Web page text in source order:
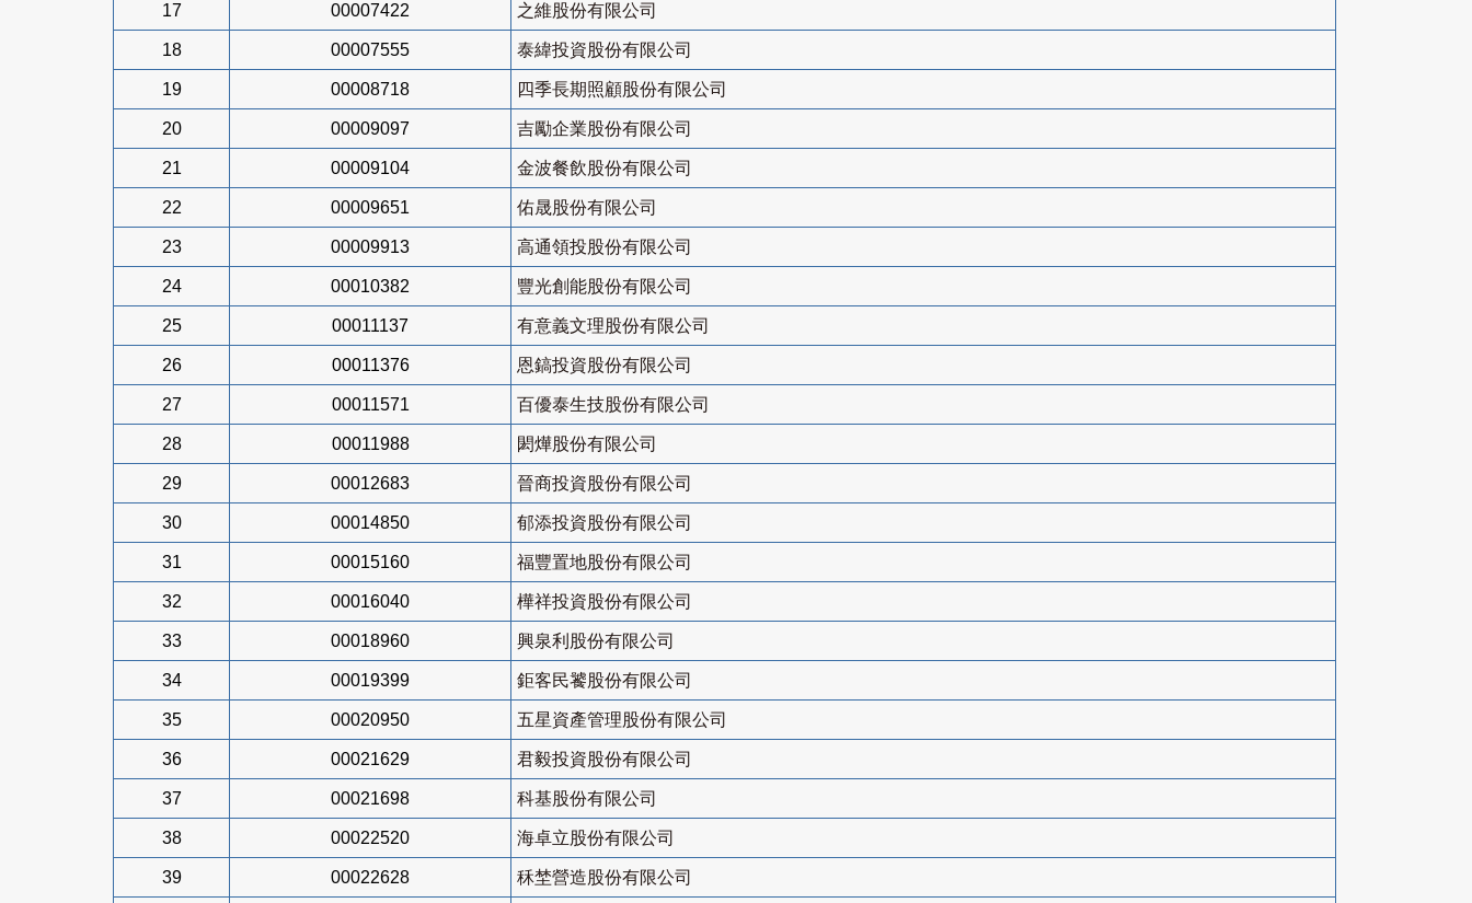
17 00007422 之維股份有限公司
18 00007555 泰緯投資股份有限公司
19 00008718 四季長期照顧股份有限公司
20 00009097 吉勵企業股份有限公司
21 00009104 金波餐飲股份有限公司
22 00009651 佑晟股份有限公司
23 00009913 高通領投股份有限公司
24 00010382 豐光創能股份有限公司
25 00011137 有意義文理股份有限公司
26 00011376 恩鎬投資股份有限公司
27 00011571 百優泰生技股份有限公司
28 00011988 閎燁股份有限公司
29 00012683 晉商投資股份有限公司
30 00014850 郁添投資股份有限公司
31 00015160 福豐置地股份有限公司
32 00016040 樺祥投資股份有限公司
33 00018960 興泉利股份有限公司
34 00019399 鉅客民饕股份有限公司
35 00020950 五星資產管理股份有限公司
36 00021629 君毅投資股份有限公司
37 00021698 科基股份有限公司
38 00022520 海卓立股份有限公司
39 00022628 秝埜營造股份有限公司